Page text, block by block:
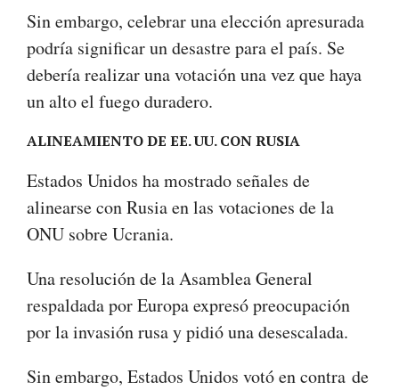
Sin embargo, celebrar una elección apresurada
podría significar un desastre para el país. Se
debería realizar una votación una vez que haya
un alto el fuego duradero.
ALINEAMIENTO DE EE. UU. CON RUSIA
Estados Unidos ha mostrado señales de
alinearse con Rusia en las votaciones de la
ONU sobre Ucrania.
Una resolución de la Asamblea General
respaldada por Europa expresó preocupación
por la invasión rusa y pidió una desescalada.
Sin embargo, Estados Unidos votó en contra de